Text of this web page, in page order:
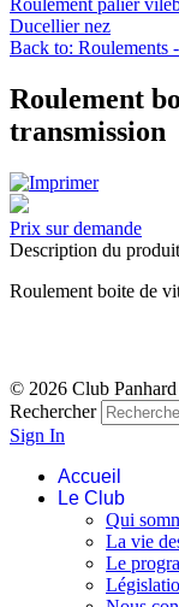
Roulement palier
Ducellier nez
Back to: Roulements
Roulement
transmission
Prix sur demande
Description du produit
Roulement boite de
© 2026 Club
Rechercher
Sign In
Accueil
Le Club
Qui
La vie
Le